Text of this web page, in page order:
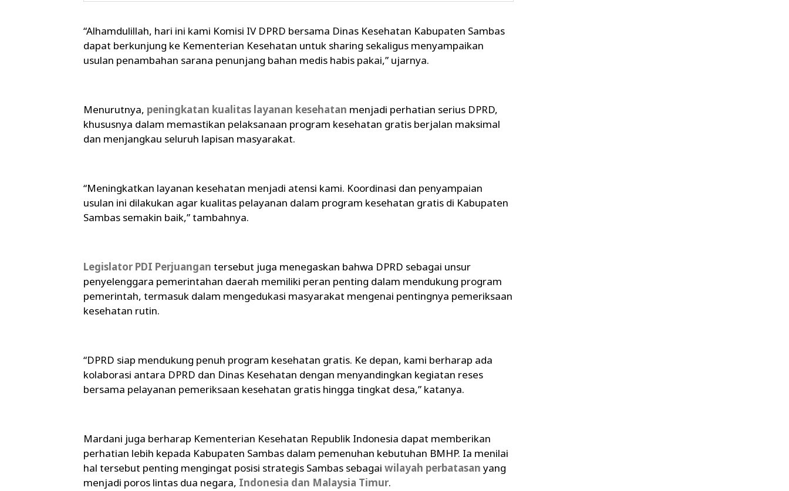
“Alhamdulillah, hari ini kami Komisi IV DPRD bersama Dinas Kesehatan Kabupaten Sambas
dapat berkunjung ke Kementerian Kesehatan untuk sharing sekaligus menyampaikan
usulan penambahan sarana penunjang bahan medis habis pakai,” ujarnya.
Menurutnya, peningkatan kualitas layanan kesehatan menjadi perhatian serius DPRD,
khususnya dalam memastikan pelaksanaan program kesehatan gratis berjalan maksimal
dan menjangkau seluruh lapisan masyarakat.
“Meningkatkan layanan kesehatan menjadi atensi kami. Koordinasi dan penyampaian
usulan ini dilakukan agar kualitas pelayanan dalam program kesehatan gratis di Kabupaten
Sambas semakin baik,” tambahnya.
Legislator PDI Perjuangan tersebut juga menegaskan bahwa DPRD sebagai unsur
penyelenggara pemerintahan daerah memiliki peran penting dalam mendukung program
pemerintah, termasuk dalam mengedukasi masyarakat mengenai pentingnya pemeriksaan
kesehatan rutin.
“DPRD siap mendukung penuh program kesehatan gratis. Ke depan, kami berharap ada
kolaborasi antara DPRD dan Dinas Kesehatan dengan menyandingkan kegiatan reses
bersama pelayanan pemeriksaan kesehatan gratis hingga tingkat desa,” katanya.
Mardani juga berharap Kementerian Kesehatan Republik Indonesia dapat memberikan
perhatian lebih kepada Kabupaten Sambas dalam pemenuhan kebutuhan BMHP. Ia menilai
hal tersebut penting mengingat posisi strategis Sambas sebagai wilayah perbatasan yang
menjadi poros lintas dua negara, Indonesia dan Malaysia Timur.